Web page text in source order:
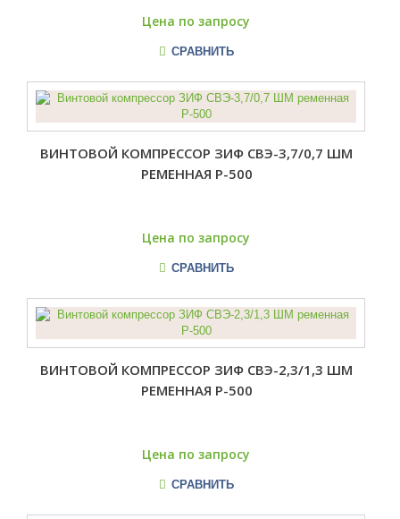
Цена по запросу
СРАВНИТЬ
ВИНТОВОЙ КОМПРЕССОР ЗИФ СВЭ-3,7/0,7 ШМ
РЕМЕННАЯ Р-500
Цена по запросу
СРАВНИТЬ
ВИНТОВОЙ КОМПРЕССОР ЗИФ СВЭ-2,3/1,3 ШМ
РЕМЕННАЯ Р-500
Цена по запросу
СРАВНИТЬ